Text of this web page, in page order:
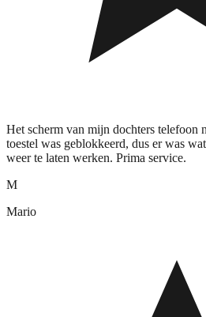
Het scherm van mijn dochters telefoon
toestel was geblokkeerd, dus er was
weer te laten werken. Prima service.
M
Mario